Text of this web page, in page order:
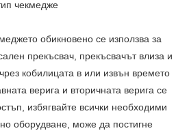
чекмедже
обикновено се използва за
прекъсвач, прекъсвачът влиза и
кобилицата в или извън времето
верига и вторичната верига се
избягвайте всички необходими
оборудване, може да постигне